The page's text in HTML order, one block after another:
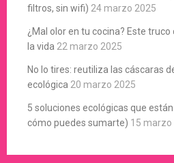
filtros, sin wifi) 24 marzo 2025
¿Mal olor en tu cocina? Este
la vida 22 marzo 2025
No lo tires: reutiliza las cáscaras
ecológica 20 marzo 2025
5 soluciones ecológicas que
cómo puedes sumarte) 15 marzo